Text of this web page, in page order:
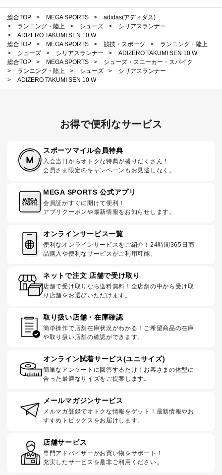
総合TOP > MEGA SPORTS >
adidas(アディダス)
>
ランニング・陸上 > シューズ >
シリアスランナー
>
ADIZERO TAKUMI SEN 10 W
総合TOP
> MEGA SPORTS > 競技・スポーツ >
ランニング・陸上
>
シューズ > シリアスランナー >
ADIZERO TAKUMI SEN 10 W
総合TOP
> MEGA SPORTS >
シューズ・スニーカー・スパイク
>
ランニング・陸上 > シューズ >
シリアスランナー
>
ADIZERO TAKUMI SEN 10 W
お得で便利なサービス
スポーツマイル会員特典
入会当日からオトクな特典が盛りだくさん！
会員さま限定のキャンペーンもお見逃しなく。
MEGA SPORTS 公式アプリ
会員証がすぐに開けて便利！
アプリクーポンや最新情報をお知らせします。
オンラインサービス一覧
便利なオンラインサービスをご紹介！24時間365日商
品購入や便利なサービスがご利用可能。
ネットで注文 店舗で受け取り
店舗で受け取りなら送料無料！全店舗の中から受け取
り店舗をお選びいただけます。
取り扱い店舗・在庫確認
簡単操作で店舗在庫状況がわかる！ご希望商品の在庫
や取り扱い店舗の確認ができます。
オンライン試着サービス(ユニサイズ)
簡単なアンケートに回答するだけ！お客さまの体型に
合った最適なサイズをご提案します。
メールマガジンサービス
メルマガ登録でオトクな情報をゲット！最新情報やお
すすめトピックスをお届けします。
店舗サービス
専門アドバイザーがお買い物をサポート！
充実したサービスを是非ご利用ください。